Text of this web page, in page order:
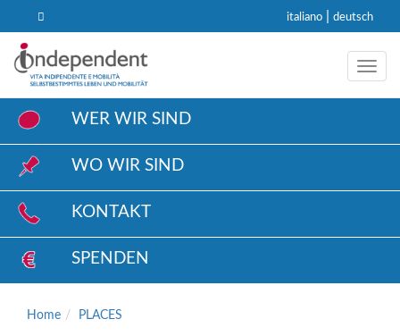
italiano deutsch
WER WIR SIND
WO WIR SIND
KONTAKT
SPENDEN
Home PLACES